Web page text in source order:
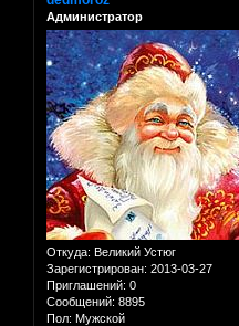
Администратор
Откуда: Великий Устюг
Зарегистрирован: 2013-03-27
Приглашений: 0
Сообщений: 8895
Пол: Мужской